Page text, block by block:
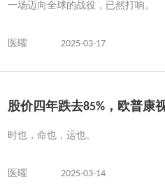
一场迈向全球的战役，已然打响。
医曜 2025-03-17
股价四年跌去85%，欧普康
时也，命也，运也。
医曜 2025-03-14